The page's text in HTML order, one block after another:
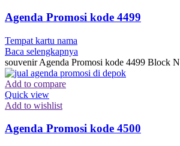
Agenda Promosi kode 4499
Tempat kartu nama
Baca selengkapnya
souvenir Agenda Promosi kode 4499 Block
Add to compare
Quick view
Add to wishlist
Agenda Promosi kode 4500